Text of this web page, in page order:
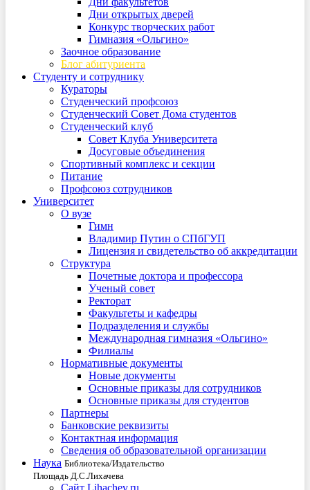
Дни открытых дверей
Конкурс творческих работ
Гимназия «Ольгино»
Заочное образование
Блог абитуриента
Студенту и сотруднику
Кураторы
Студенческий профсоюз
Студенческий Совет Дома студентов
Студенческий клуб
Совет Клуба Университета
Досуговые объединения
Спортивный комплекс и секции
Питание
Профсоюз сотрудников
Университет
О вузе
Гимн
Владимир Путин о СПбГУП
Лицензия и свидетельство об аккредитации
Структура
Почетные доктора и профессора
Ученый совет
Ректорат
Факультеты и кафедры
Подразделения и службы
Международная гимназия «Ольгино»
Филиалы
Нормативные документы
Новые документы
Основные приказы для сотрудников
Основные приказы для студентов
Партнеры
Банковские реквизиты
Контактная информация
Сведения об образовательной организации
Наука Библиотека/Издательство
Площадь Д.С.Лихачева
Сайт Lihachev.ru